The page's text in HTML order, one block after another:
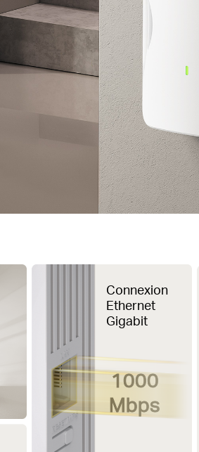
Connexion
Ethernet
Gigabit
1000
Mbps